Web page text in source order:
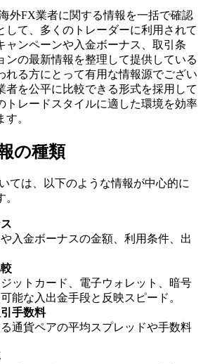
外FX業者に関する情報を一括で確認
して、多くのトレーダーに利用されて
ャンペーンや入金ボーナス、取引条
ンの最新情報を整理して提供している
れる方にとって有用な情報源でござい
者を公平に比較できる形式を採用して
トレードスタイルに適した環境を効率
。
の種類
ては、以下のような情報が中心的に
入金ボーナスの金額、利用条件、出
ットカード、電子ウォレット、暗号
能な入出金手段と反映スピード。
手数料
通貨ペアの平均スプレッドや手数料